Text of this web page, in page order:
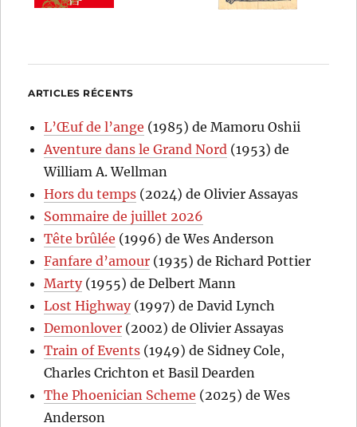
ARTICLES RÉCENTS
L’Œuf de l’ange (1985) de Mamoru Oshii
Aventure dans le Grand Nord (1953) de
William A. Wellman
Hors du temps (2024) de Olivier Assayas
Sommaire de juillet 2026
Tête brûlée (1996) de Wes Anderson
Fanfare d’amour (1935) de Richard Pottier
Marty(1955) de Delbert Mann
Lost Highway(1997) de David Lynch
Demonlover (2002) de Olivier Assayas
Train of Events (1949) de Sidney Cole,
Charles Crichton et Basil Dearden
The Phoenician Scheme (2025) de Wes
Anderson